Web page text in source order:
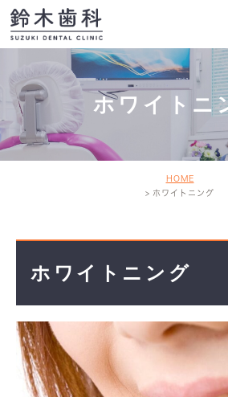
ホワイトニ
HOME
ホワイトニング
ホワイトニング